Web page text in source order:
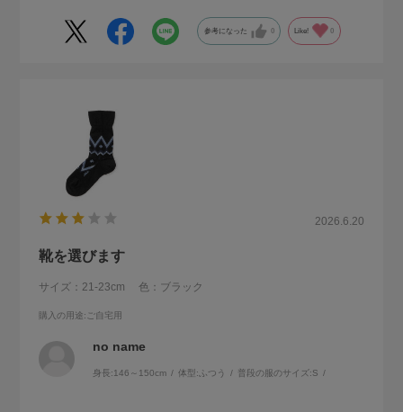
参考になった 0 Like! 0
2026.6.20
靴を選びます
サイズ：21-23cm 色：ブラック
購入の用途:ご自宅用
no name
身長:146～150cm 体型:ふつう 普段の服のサイズ:S